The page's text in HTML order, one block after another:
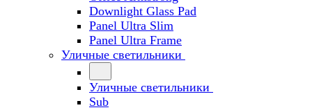
Downlight Glass Pad
Panel Ultra Slim
Panel Ultra Frame
Уличные светильники
Уличные светильники
Sub